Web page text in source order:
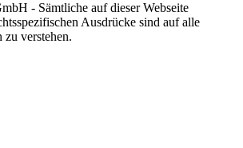
- Sämtliche auf dieser Webseite
Ausdrücke sind auf alle
zu verstehen.